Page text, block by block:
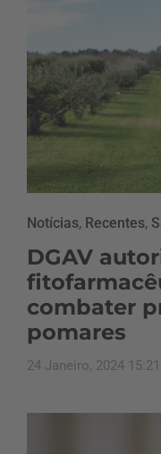
Notícias, Recentes,
DGAV
combater
pomares
24 Janeiro, 2024 15:21